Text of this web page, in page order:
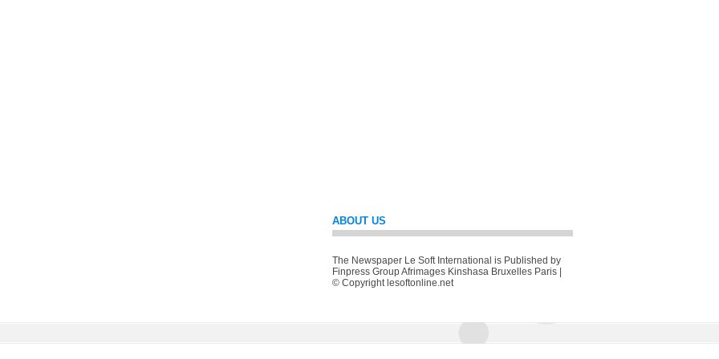
ABOUT US
The Newspaper Le Soft International is Published by
Finpress Group Afrimages Kinshasa Bruxelles Paris |
© Copyright lesoftonline.net